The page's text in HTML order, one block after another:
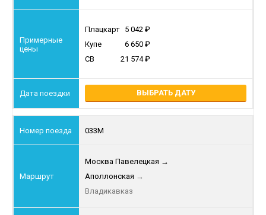
Плацкарт 5 042
Купе
6 650
СВ
21 574
ВЫБРАТЬ ДАТУ
033М
Москва Павелецкая →
Аполлонская →
Владикавказ